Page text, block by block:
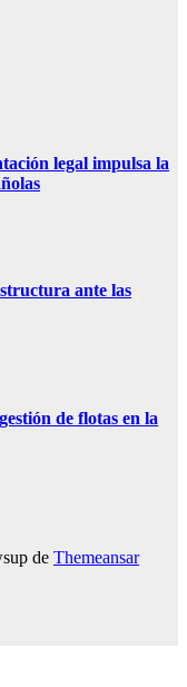
legal impulsa la
ante las
de flotas en la
de Themeansar